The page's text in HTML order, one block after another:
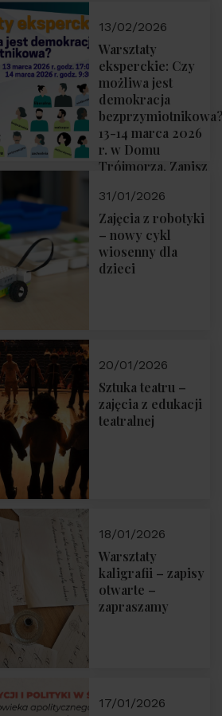
13/02/2026
Warsztaty
eksperckie: Czy
możliwa jest
demokracja
13-14 marca 2026
r. w Domu
Trójmorza. Zapisz
31/01/2026
Zajęcia z robotyki
– nowy cykl
wiosenny dla
dzieci
20/01/2026
Sztuka teatru –
zajęcia z edukacji
teatralnej
18/01/2026
Warsztaty
kaligrafii – zapisy
otwarte –
zapraszamy
17/01/2026